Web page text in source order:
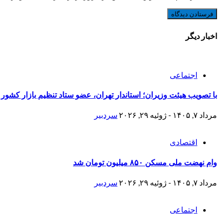
اخبار دیگر
اجتماعی
با تصویب هیئت وزیران؛ استاندار تهران، عضو ستاد تنظیم بازار
مرداد ۷, ۱۴۰۵ - ژوئیه ۲۹, ۲۰۲۶ سردبیر
اقتصادی
وام نهضت ملی مسکن ۸۵۰ میلیون تومان شد
مرداد ۷, ۱۴۰۵ - ژوئیه ۲۹, ۲۰۲۶ سردبیر
اجتماعی